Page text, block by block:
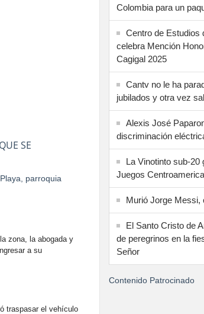
SE
parroquia
zona, la abogada y
a su
traspasar el vehículo
Colombia para un
Centro de Estudios
celebra Mención
Cagigal 2025
Cantv no le ha
jubilados y otra vez
Alexis José
discriminación
La Vinotinto sub-20
Juegos
Murió Jorge Messi,
El Santo Cristo de
de peregrinos en la
Señor
Contenido Patrocinado